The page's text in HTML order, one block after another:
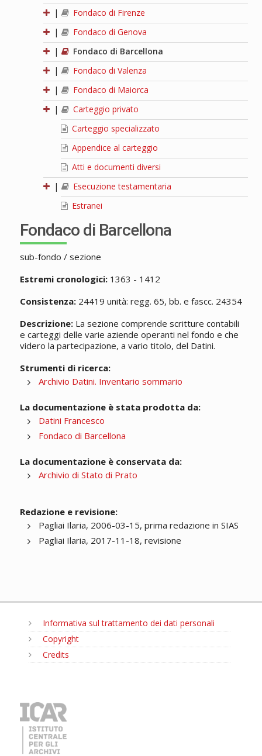
|
Fondaco di Firenze
|
Fondaco di Genova
|
Fondaco di Barcellona
|
Fondaco di Valenza
|
Fondaco di Maiorca
|
Carteggio privato
Carteggio specializzato
Appendice al carteggio
Atti e documenti diversi
|
Esecuzione testamentaria
Estranei
Fondaco di Barcellona
sub-fondo / sezione
Estremi cronologici:1363 - 1412
Consistenza:24419 unità: regg. 65, bb. e fascc. 24354
Descrizione:La sezione comprende scritture contabili
e carteggi delle varie aziende operanti nel fondo e che
videro la partecipazione, a vario titolo, del Datini.
Strumenti di ricerca:
Archivio Datini. Inventario sommario
La documentazione è stata prodotta da:
Datini Francesco
Fondaco di Barcellona
La documentazione è conservata da:
Archivio di Stato di Prato
Redazione e revisione:
Pagliai Ilaria, 2006-03-15, prima redazione in SIAS
Pagliai Ilaria, 2017-11-18, revisione
Informativa sul trattamento dei dati personali
Copyright
Credits